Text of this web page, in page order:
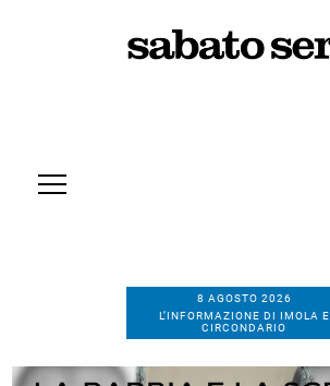
8 AGOSTO 2026
L’INFORMAZIONE DI IMOLA E
CIRCONDARIO